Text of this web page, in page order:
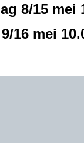
8/15 mei
16 mei